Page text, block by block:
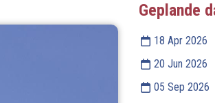
Geplande
18 Apr 2026
20 Jun 2026
05 Sep 2026